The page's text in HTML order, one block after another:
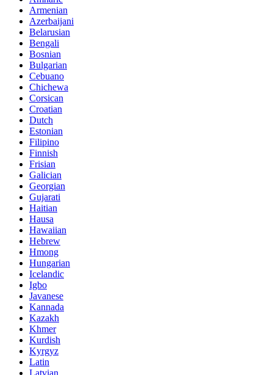
Armenian
Azerbaijani
Belarusian
Bengali
Bosnian
Bulgarian
Cebuano
Chichewa
Corsican
Croatian
Dutch
Estonian
Filipino
Finnish
Frisian
Galician
Georgian
Gujarati
Haitian
Hausa
Hawaiian
Hebrew
Hmong
Hungarian
Icelandic
Igbo
Javanese
Kannada
Kazakh
Khmer
Kurdish
Kyrgyz
Latin
Latvian